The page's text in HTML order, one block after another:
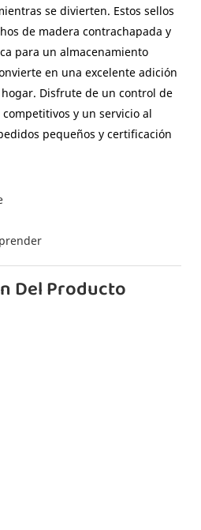
se divierten. Estos sellos
de madera contrachapada y
para un almacenamiento
en una excelente adición
Disfrute de un control de
y un servicio al
pequeños y certificación
Del Producto